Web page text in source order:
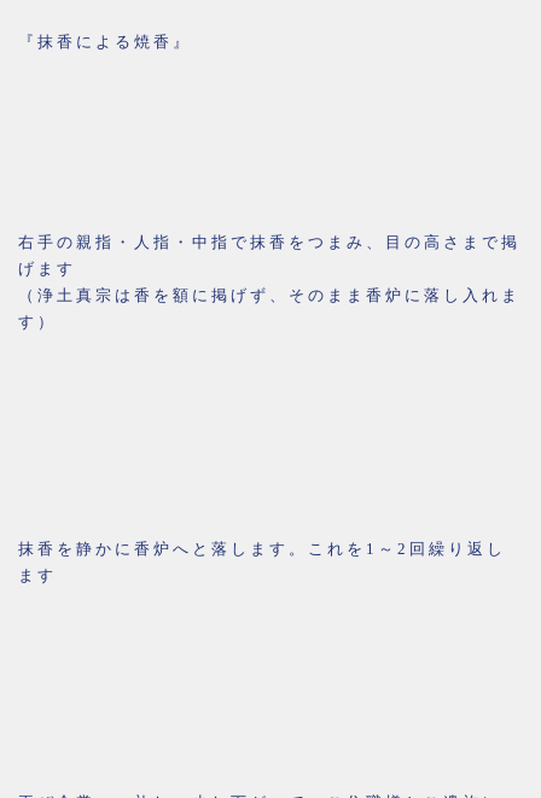
『抹香による焼香』
右手の親指・人指・中指で抹香をつまみ、目の高さまで掲
げます
（浄土真宗は香を額に掲げず、そのまま香炉に落し入れま
す）
抹香を静かに香炉へと落します。これを1～2回繰り返し
ます